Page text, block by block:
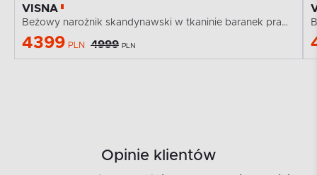
VISNA
Beżowy narożnik skandynawski w tkaninie baranek prawy
4399 PLN 4999 PLN
Opinie klientów